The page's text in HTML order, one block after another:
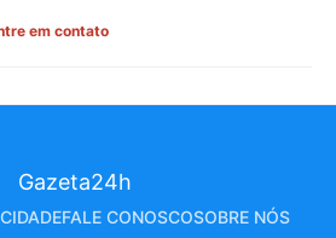
em contato
FALE CONOSCOSOBRE NÓS